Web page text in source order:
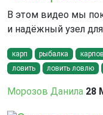
В этом видео мы
и надёжный узел
карп рыбалка
ловить
ловить ловлю
Морозов Данила 28